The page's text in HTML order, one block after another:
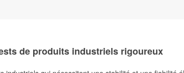
de produits industriels rigoureux